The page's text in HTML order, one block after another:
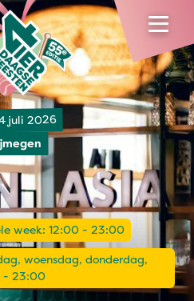
juli 2026
week: 12:00 - 23:00
woensdag, donderdag,
- 23:00